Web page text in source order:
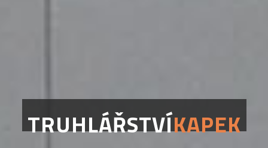
TRUHLÁŘSTVÍKAPEK